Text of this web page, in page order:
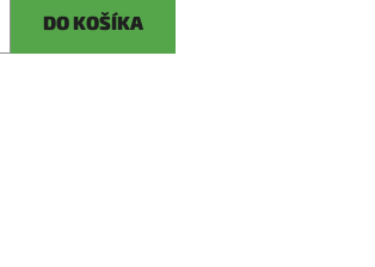
DO KOŠÍKA